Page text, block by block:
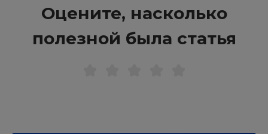
Оцените, насколько
полезной была статья